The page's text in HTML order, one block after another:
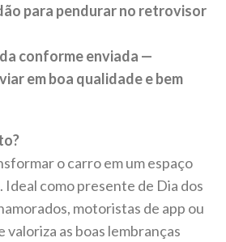
para pendurar no retrovisor
conforme enviada —
em boa qualidade e bem
o carro em um espaço
Ideal como presente de Dia dos
motoristas de app ou
valoriza as boas lembranças